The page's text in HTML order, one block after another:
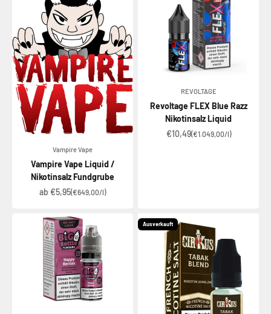
Vampire Vape
Vampire Vape Liquid /
Nikotinsalz Fundgrube
Angebot
ab €5,95(€649,00/l)
REVOLTAGE
Revoltage FLEX Blue Razz
Nikotinsalz Liquid
Angebot
€10,49(€1.049,00/l)
Ausverkauft